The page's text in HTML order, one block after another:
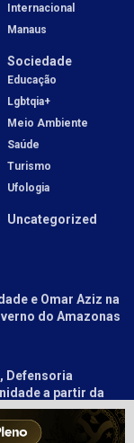
Internacional
Manaus
Sociedade
Educação
Lgbtqia+
Meio Ambiente
Saúde
Turismo
Ufologia
Uncategorized
e Omar Aziz na
do Amazonas
Defensoria
a partir da